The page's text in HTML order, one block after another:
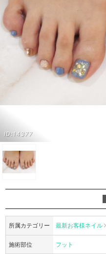
ID:14377
所属カテゴリー 最新お客様ネイル
施術部位 フット